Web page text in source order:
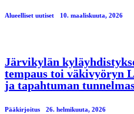
Alueelliset uutiset 10. maaliskuuta, 2026
Järvikylän
tempaus toi väkivyöryn
ja tapahtuman
Pääkirjoitus 26. helmikuuta, 2026